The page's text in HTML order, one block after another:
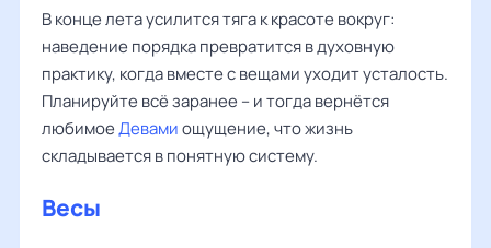
В конце лета усилится тяга к красоте вокруг:
наведение порядка превратится в духовную
практику, когда вместе с вещами уходит усталость.
Планируйте всё заранее – и тогда вернётся
любимоеДевамиощущение, что жизнь
складывается в понятную систему.
Весы